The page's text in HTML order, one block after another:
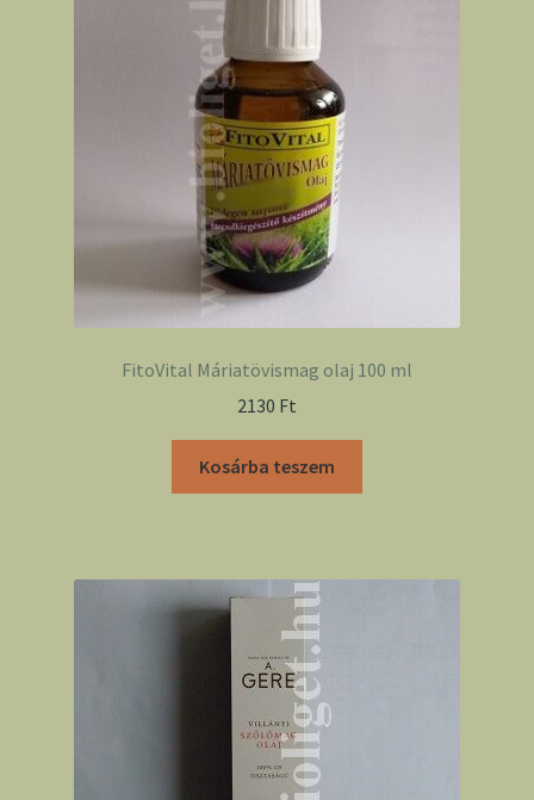
FitoVital Máriatövismag olaj 100 ml
2130 Ft
Kosárba teszem